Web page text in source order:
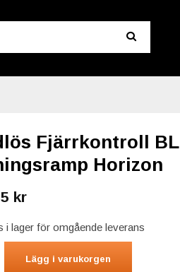
Fjärrkontroll BL
Horizon
kr
i lager för omgående leverans
Lägg i varukorgen